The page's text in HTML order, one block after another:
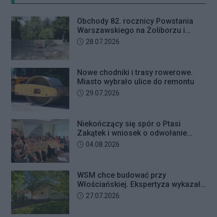
uchwałodawczej dotyczącej
zaniechania budowy przy ul.
Ficowskiego.
Obchody 82. rocznicy Powstania
Warszawskiego na Żoliborzu i
Bielanach
Data dodania artykułu:
28.07.2026
Nowe chodniki i trasy rowerowe.
Miasto wybrało ulice do remontu
Data dodania artykułu:
29.07.2026
Niekończący się spór o Ptasi
Zakątek i wniosek o odwołanie
przewodniczącego Rady Dzielnicy
Data dodania artykułu:
04.08.2026
WSM chce budować przy
Włościańskiej. Ekspertyza wykazała
problemy z gruntem pod
Data dodania artykułu:
27.07.2026